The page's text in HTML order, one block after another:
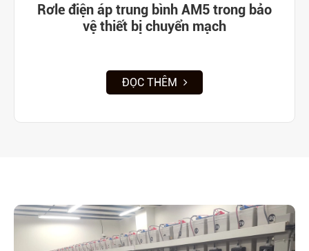
Rơle điện áp trung bình AM5 trong bảo
vệ thiết bị chuyển mạch
ĐỌC THÊM